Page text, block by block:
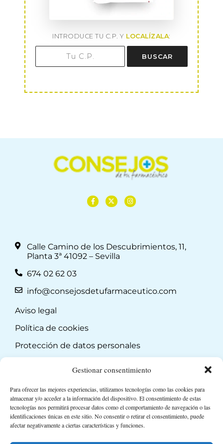
Gestionar consentimiento
Para ofrecer las mejores experiencias, utilizamos tecnologías como las cookies para
almacenar y/o acceder a la información del dispositivo. El consentimiento de estas
tecnologías nos permitirá procesar datos como el comportamiento de navegación o las
identificaciones únicas en este sitio. No consentir o retirar el consentimiento, puede
afectar negativamente a ciertas características y funciones.
INTRODUCE TU C.P. Y LOCALÍZALA:
BUSCAR
Calle Camino de los Descubrimientos, 11,
Planta 3ª 41092 – Sevilla
674 02 62 03
info@consejosdetufarmaceutico.com
Aviso legal
Política de cookies
Protección de datos personales